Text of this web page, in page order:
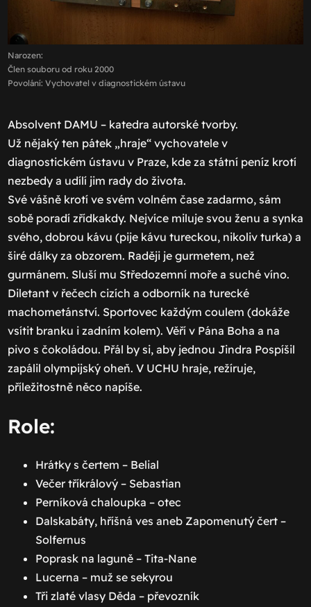
Narozen:
Člen souboru od roku 2000
Povolání: Vychovatel v diagnostickém ústavu
Absolvent DAMU – katedra autorské tvorby.
Už nějaký ten pátek „hraje“ vychovatele v
diagnostickém ústavu v Praze, kde za státní peníz krotí
nezbedy a udílí jim rady do života.
Své vášně krotí ve svém volném čase zadarmo, sám
sobě poradí zřídkakdy. Nejvíce miluje svou ženu a synka
svého, dobrou kávu (pije kávu tureckou, nikoliv turka) a
širé dálky za obzorem. Raději je gurmetem, než
gurmánem. Sluší mu Středozemní moře a suché víno.
Diletant v řečech cizích a odborník na turecké
machometánství. Sportovec každým coulem (dokáže
vsítit branku i zadním kolem). Věří v Pána Boha a na
pivo s čokoládou. Přál by si, aby jednou Jindra Pospíšil
zapálil olympijský oheň. V UCHU hraje, režíruje,
příležitostně něco napíše.
Role:
Hrátky s čertem – Belial
Večer tříkrálový – Sebastian
Perníková chaloupka – otec
Dalskabáty, hříšná ves aneb Zapomenutý čert –
Solfernus
Poprask na laguně – Tita-Nane
Lucerna – muž se sekyrou
Tři zlaté vlasy Děda – převozník